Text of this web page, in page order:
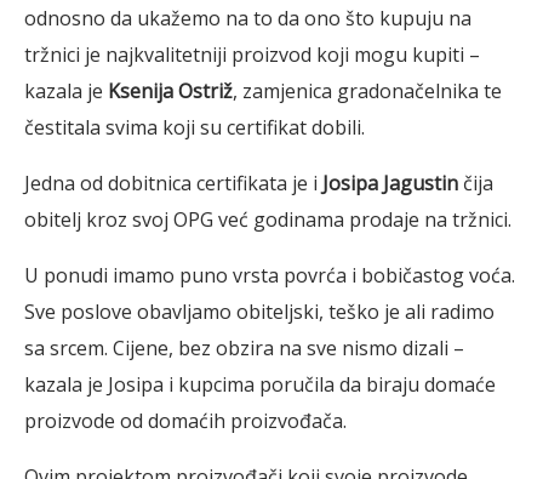
odnosno da ukažemo na to da ono što kupuju na
tržnici je najkvalitetniji proizvod koji mogu kupiti –
kazala je Ksenija Ostriž, zamjenica gradonačelnika te
čestitala svima koji su certifikat dobili.
Jedna od dobitnica certifikata je i Josipa Jagustin čija
obitelj kroz svoj OPG već godinama prodaje na tržnici.
U ponudi imamo puno vrsta povrća i bobičastog voća.
Sve poslove obavljamo obiteljski, teško je ali radimo
sa srcem. Cijene, bez obzira na sve nismo dizali –
kazala je Josipa i kupcima poručila da biraju domaće
proizvode od domaćih proizvođača.